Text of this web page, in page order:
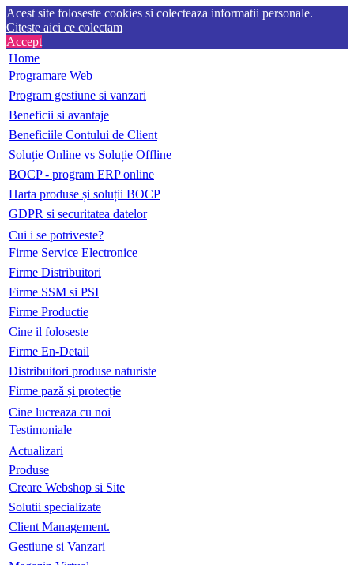
Acest site foloseste cookies si colecteaza informatii personale.
Citeste aici ce colectam
Accept
Home
Programare Web
Program gestiune si vanzari
Beneficii si avantaje
Beneficiile Contului de Client
Soluție Online vs Soluție Offline
BOCP - program ERP online
Harta produse și soluții BOCP
GDPR si securitatea datelor
Cui i se potriveste?
Firme Service Electronice
Firme Distribuitori
Firme SSM si PSI
Firme Productie
Cine il foloseste
Firme En-Detail
Distribuitori produse naturiste
Firme pază și protecție
Cine lucreaza cu noi
Testimoniale
Actualizari
Produse
Creare Webshop si Site
Solutii specializate
Client Management.
Gestiune si Vanzari